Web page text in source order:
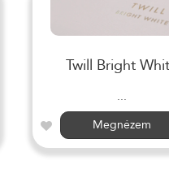
Twill Bright
...
Megnézem